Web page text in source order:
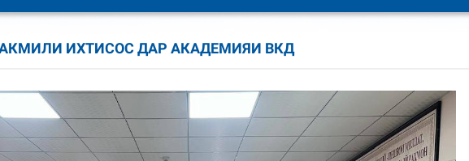
ИХТИСОС ДАР АКАДЕМИЯИ ВКД